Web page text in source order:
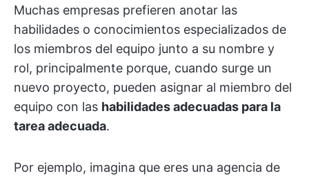
Muchas empresas prefieren anotar las
habilidades o conocimientos especializados de
los miembros del equipo junto a su nombre y
rol, principalmente porque, cuando surge un
nuevo proyecto, pueden asignar al miembro del
equipo con las habilidades adecuadas para la
tarea adecuada.
Por ejemplo, imagina que eres una agencia de